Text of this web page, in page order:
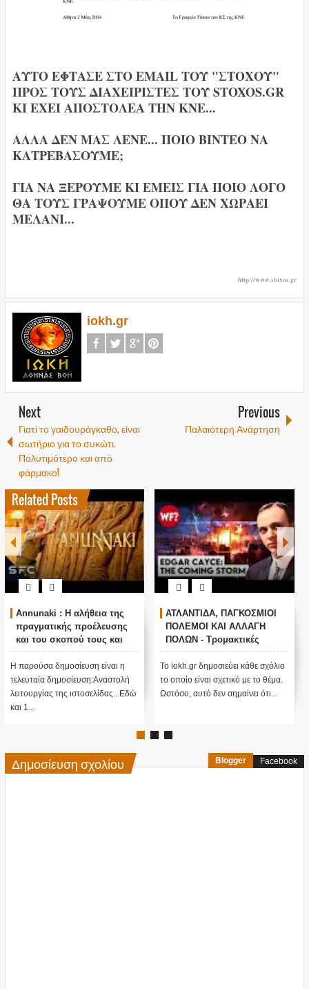
ΑΥΤΟ ΕΦΤΑΣΕ ΣΤΟ EMAIL ΤΟΥ "ΣΤΟΧΟΥ"
ΠΡΟΣ ΤΟΥΣ ΔΙΑΧΕΙΡΙΣΤΕΣ ΤΟΥ STOXOS.GR
ΚΙ ΕΧΕΙ ΑΠΟΣΤΟΛΕΑ ΤΗΝ ΚΝΕ...
ΑΛΛΑ ΔΕΝ ΜΑΣ ΛΕΝΕ... ΠΟΙΟ ΒΙΝΤΕΟ ΝΑ
ΚΑΤΡΕΒΑΣΟΥΜΕ;
ΓΙΑ ΝΑ ΞΕΡΟΥΜΕ ΚΙ ΕΜΕΙΣ ΓΙΑ ΠΟΙΟ ΛΟΓΟ
ΘΑ ΤΟΥΣ ΓΡΑΨΟΥΜΕ ΟΠΟΥ ΔΕΝ ΧΩΡΑΕΙ
ΜΕΛΑΝΙ...
http://www.stoxos.gr
iokh.gr
Next
Γιατί το γαιδουράγκαθο, είναι
σωτήριο για το συκώτι.
Πολυτιμότερο και από
φάρμακο!
Previous
Παλαιότερη Ανάρτηση
Related Posts
Annunaki : Η αλήθεια της
πραγματικής προέλευσης
και του σκοπού τους και
αναστολή λειτουργίας μας
....
Η παρούσα δημοσίευση είναι η
τελευταία δημοσίευση:Αναστολή
λειτουργίας της ιστοσελίδας...Εδώ
και 1...
ΑΤΛΑΝΤΙΔΑ, ΠΑΓΚΟΣΜΙΟΙ
ΠΟΛΕΜΟΙ ΚΑΙ ΑΛΛΑΓΗ
ΠΟΛΩΝ - Τρομακτικές
προβλέψεις του Edgar
Cayce (Video)
Το iokh.gr δημοσιεύει κάθε σχόλιο
το οποίο είναι σχετικό με το θέμα.
Ωστόσο, αυτό δεν σημαίνει ότι...
Δημοσίευση σχολίου Blogger Facebook